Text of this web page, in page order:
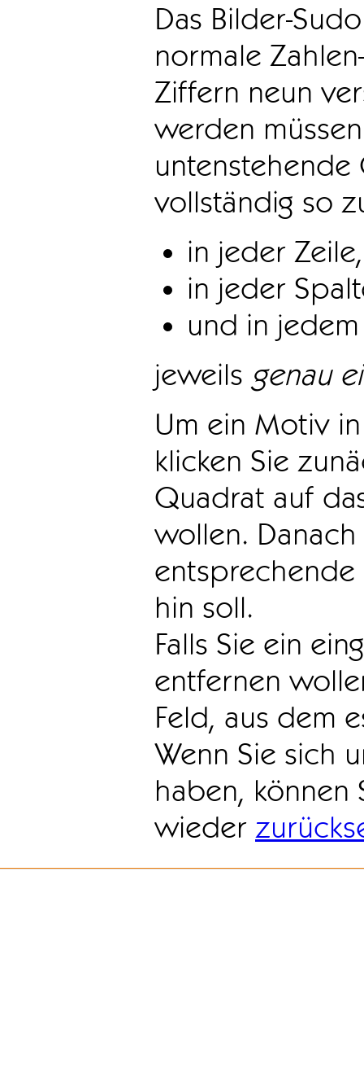
Das Bilder-
normale
Ziffern neun
werden
vollständig so
in jeder Zeile,
in jeder
und in
jeweils genau
Um ein Motiv
klicken Sie
Quadrat auf
wollen.
hin soll.
Falls Sie ein
entfernen
Feld, aus dem
Wenn Sie sich
haben, können
wieder